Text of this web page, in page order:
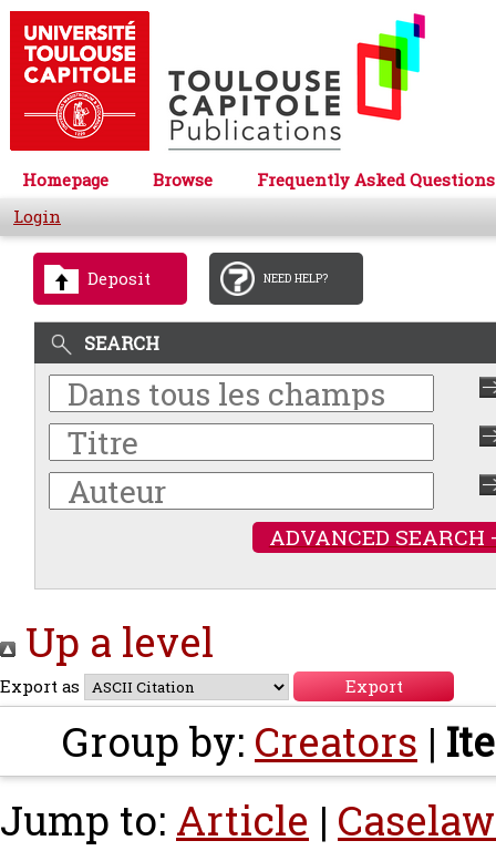
Homepage Browse
Frequently Asked Questions
Login
Deposit NEED HELP?
SEARCH
ADVANCED SEARCH
Up a level
Export as
Group by: Creators |
Jump to: Article |